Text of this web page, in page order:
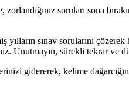
soruları sona
sınav sorularını
sürekli tekrar ve
gidererek, kelime